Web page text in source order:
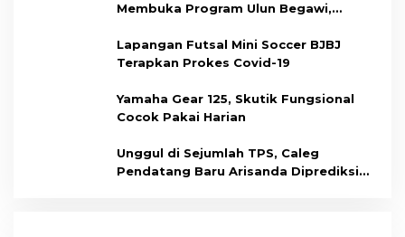
Membuka Program Ulun Begawi,
Lapangan Futsal Mini Soccer BJBJ
Terapkan Prokes Covid-19
Yamaha Gear 125, Skutik Fungsional
Cocok Pakai Harian
Unggul di Sejumlah TPS, Caleg
Pendatang Baru Arisanda Diprediksi